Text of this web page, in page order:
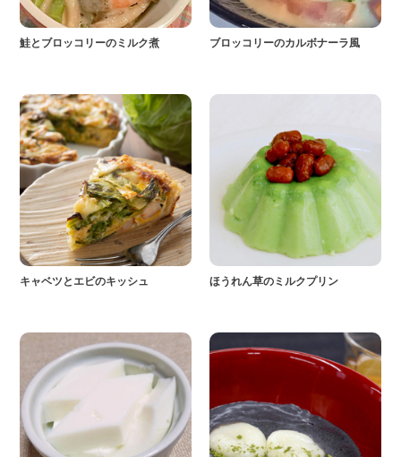
鮭とブロッコリーのミルク煮 ブロッコリーのカルボナーラ風
キャベツとエビのキッシュ ほうれん草のミルクプリン